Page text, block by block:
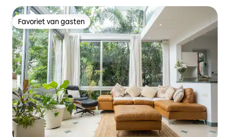
Favoriet van gasten
Favoriet van gasten